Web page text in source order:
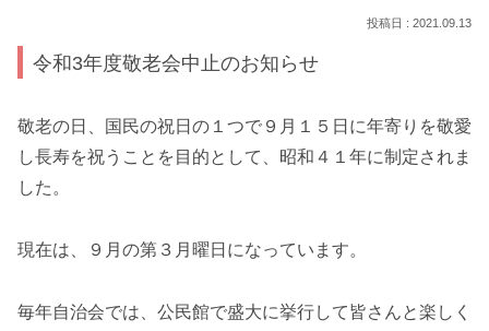
2021.09.13
令和3年度敬老会中止のお知らせ
敬老の日、国民の祝日の１つで９月１５日に年寄りを敬愛
し長寿を祝うことを目的として、昭和４１年に制定されま
した。
現在は、９月の第３月曜日になっています。
毎年自治会では、公民館で盛大に挙行して皆さんと楽しく